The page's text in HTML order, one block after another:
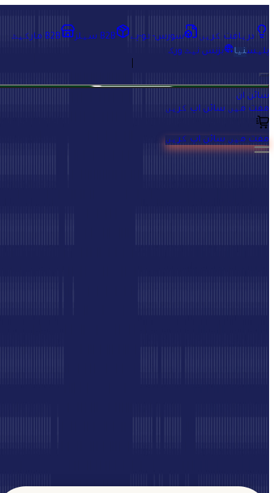
دریافت کریں سورس-ٹو-پے B2B سیلز
B2B مارکیٹ
پلیسنیا بزنس نیٹ ورک
سائن ان
مفت میں سائن اپ کریں
مفت میں سائن اپ کریں
Tradeics B2B لاجسٹکس حل کمپنیوں کو آرڈر تکمیل خودکار بنانے،
شپنگ آسان کرنے، اور ہر ترسیل میں مکمل مرئیت حاصل کرنے میں